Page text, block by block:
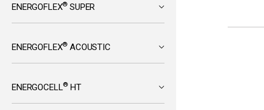
ENERGOFLEX® SUPER
ENERGOFLEX® ACOUSTIC
ENERGOCELL® HT